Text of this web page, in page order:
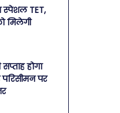
स्पेशल TET,
मिलेगी
होगा
पर